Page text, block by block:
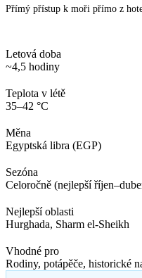
Přímý přístup k moři přímo z
Letová doba
~4,5 hodiny
Teplota v létě
35–42 °C
Měna
Egyptská libra (EGP)
Sezóna
Celoročně (nejlepší
Nejlepší oblasti
Hurghada, Sharm el-Sheikh
Vhodné pro
Rodiny, potápěče, historické